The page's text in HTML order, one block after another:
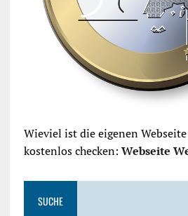
Wieviel ist die eigenen
kostenlos checken: Webseite
SUCHE